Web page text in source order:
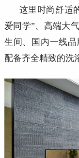
这里时尚舒适
爱同学”、高端大
生间、国内一线品
配备齐全精致的洗